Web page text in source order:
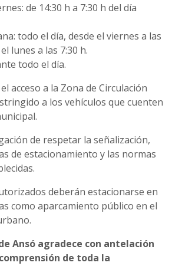
de 14:30 h a 7:30 h del día
todo el día, desde el viernes a las
lunes a las 7:30 h.
todo el día.
acceso a la Zona de Circulación
a los vehículos que cuenten
de respetar la señalización,
de estacionamiento y las normas
deberán estacionarse en
como aparcamiento público en el
Ansó agradece con antelación
de toda la